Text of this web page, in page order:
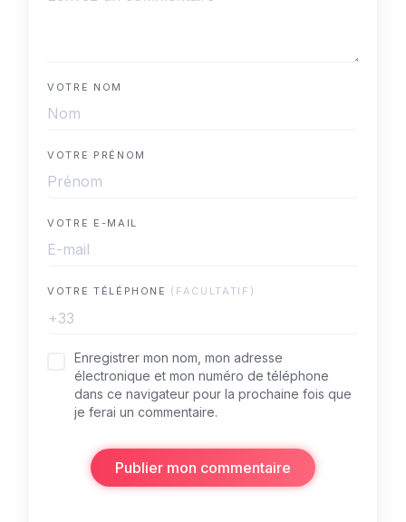
VOTRE NOM
VOTRE PRÉNOM
VOTRE E-MAIL
VOTRE TÉLÉPHONE (FACULTATIF)
+33
Enregistrer mon nom, mon adresse
électronique et mon numéro de téléphone
dans ce navigateur pour la prochaine fois que
je ferai un commentaire.
Publier mon commentaire